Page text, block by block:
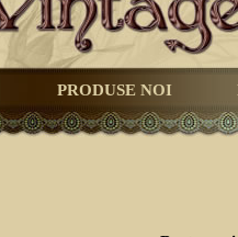
PRODUSE NOI